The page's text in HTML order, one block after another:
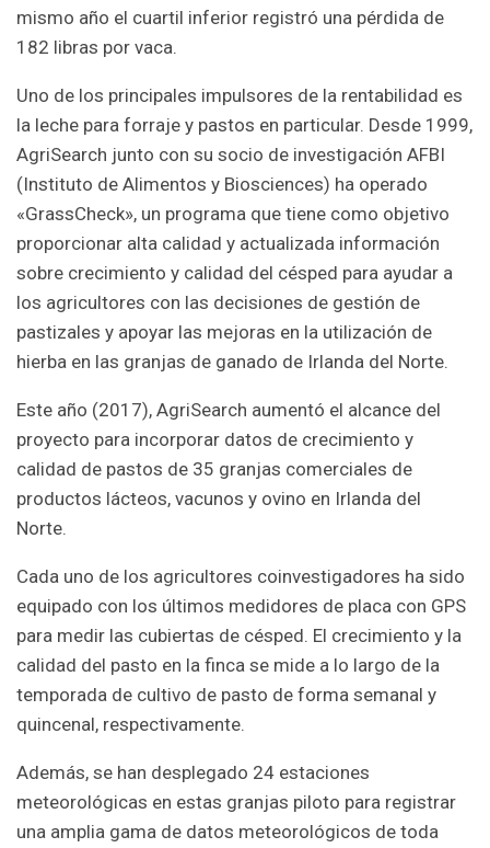
mismo año el cuartil inferior registró una pérdida de
182 libras por vaca.
Uno de los principales impulsores de la rentabilidad es
la leche para forraje y pastos en particular. Desde 1999,
AgriSearch junto con su socio de investigación AFBI
(Instituto de Alimentos y Biosciences) ha operado
«GrassCheck», un programa que tiene como objetivo
proporcionar alta calidad y actualizada información
sobre crecimiento y calidad del césped para ayudar a
los agricultores con las decisiones de gestión de
pastizales y apoyar las mejoras en la utilización de
hierba en las granjas de ganado de Irlanda del Norte.
Este año (2017), AgriSearch aumentó el alcance del
proyecto para incorporar datos de crecimiento y
calidad de pastos de 35 granjas comerciales de
productos lácteos, vacunos y ovino en Irlanda del
Norte.
Cada uno de los agricultores coinvestigadores ha sido
equipado con los últimos medidores de placa con GPS
para medir las cubiertas de césped. El crecimiento y la
calidad del pasto en la finca se mide a lo largo de la
temporada de cultivo de pasto de forma semanal y
quincenal, respectivamente.
Además, se han desplegado 24 estaciones
meteorológicas en estas granjas piloto para registrar
una amplia gama de datos meteorológicos de toda